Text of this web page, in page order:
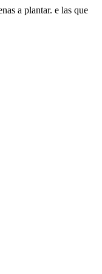
a plantar. e las que